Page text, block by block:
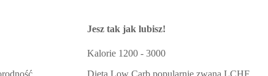
Jesz tak jak lubisz!
Kalorie 1200 - 3000
Dieta Low Carb popularnie zwana LCHF